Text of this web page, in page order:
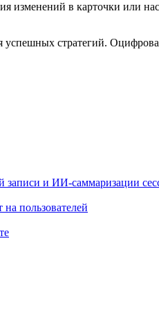
в карточки или
успешных стратегий.
записи и ИИ-саммаризации
пользователей